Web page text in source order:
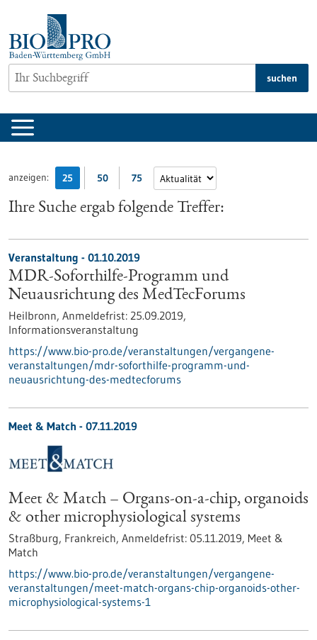
springen
suchen
anzeigen: 25 50 75
Ihre Suche ergab folgende Treffer:
Veranstaltung - 01.10.2019
MDR-Soforthilfe-Programm und
Neuausrichtung des MedTecForums
Heilbronn, Anmeldefrist: 25.09.2019,
Informationsveranstaltung
https://www.bio-pro.de/veranstaltungen/vergangene-
veranstaltungen/mdr-soforthilfe-programm-und-
neuausrichtung-des-medtecforums
Meet & Match - 07.11.2019
Meet & Match – Organs-on-a-chip, organoids
& other microphysiological systems
Straßburg, Frankreich, Anmeldefrist: 05.11.2019, Meet &
Match
https://www.bio-pro.de/veranstaltungen/vergangene-
veranstaltungen/meet-match-organs-chip-organoids-other-
microphysiological-systems-1